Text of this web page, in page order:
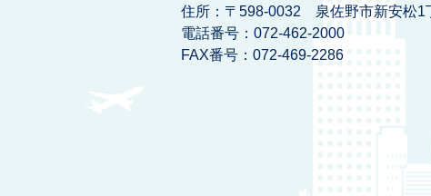
住所：〒598-0032 泉佐野市新安松1
電話番号：072-462-2000
FAX番号：072-469-2286